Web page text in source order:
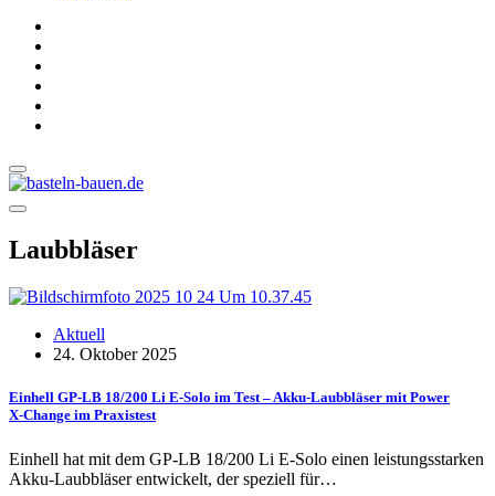
Laubbläser
Aktuell
24. Oktober 2025
Einhell GP-LB 18/200 Li E-Solo im Test – Akku-Laubbläser mit Power
X‑Change im Praxistest
Einhell hat mit dem GP-LB 18/200 Li E-Solo einen leistungsstarken
Akku-Laubbläser entwickelt, der speziell für…